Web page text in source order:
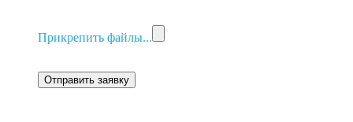
Прикрепить файлы...